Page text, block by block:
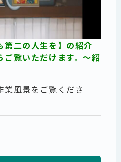
第二の人生を】の紹介
ご覧いただけます。～紹
業風景をご覧くださ